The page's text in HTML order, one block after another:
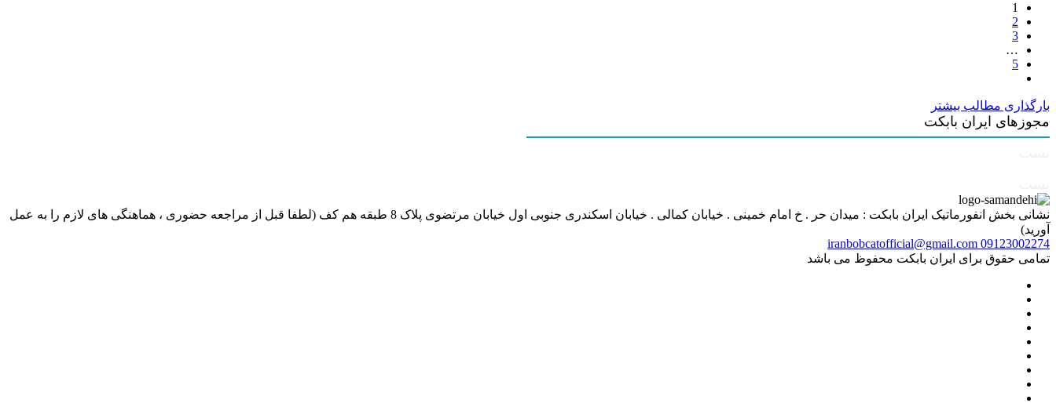
1
2
3
…
5
بارگذاری مطالب بیشتر
مجوزهای ایران بابکت
نشانی بخش انفورماتیک ایران بابکت : میدان حر . خ امام خمینی . خیابان کمالی . خیابان اسکندری جنوبی اول خیابان مرتضوی پلاک 8 طبقه هم کف (لطفا قبل از مراجعه حضوری ، هماهنگی های لازم را به عمل
آورید)
09123002274
iranbobcatofficial@gmail.com
تمامی حقوق برای ایران بابکت محفوظ می باشد